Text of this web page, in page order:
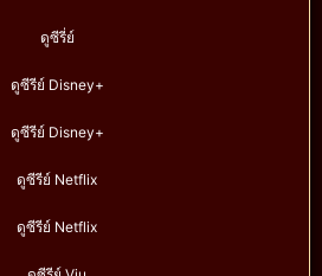
ดูซีรี่ย์
ดูซีรีย์ Disney+
ดูซีรีย์ Disney+
ดูซีรีย์ Netflix
ดูซีรีย์ Netflix